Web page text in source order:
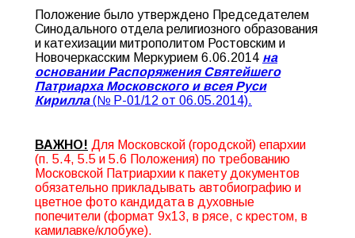
Положение было утверждено Председателем
Синодального отдела религиозного образования
и катехизации митрополитом Ростовским и
Новочеркасским Меркурием 6.06.2014 на
основании Распоряжения Святейшего
Патриарха Московского и всея Руси
Кирилла(№ Р-01/12 от 06.05.2014).
ВАЖНО! Для Московской (городской) епархии
(п. 5.4, 5.5 и 5.6 Положения) по требованию
Московской Патриархии к пакету документов
обязательно прикладывать автобиографию и
цветное фото кандидата в духовные
попечители (формат 9х13, в рясе, с крестом, в
камилавке/клобуке).